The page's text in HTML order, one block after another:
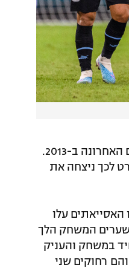
עבור אורוגוואי מדובר בהעפלה שנייה לגמר הטורניר, אחרי שעשתה זאת בפעם האחרונה ב-2013.
הבתים, אבל פרט לכך ניצחה את
האסייאתים עלו
את איטליה החזקה. אחרי 90 דקות ללא שערים המשחק הלך
במשחק והעניק
רק בגמר והם רחוקים שני